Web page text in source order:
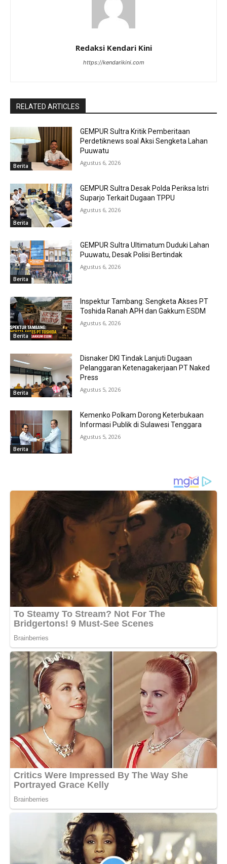
Redaksi Kendari Kini
https://kendarikini.com
RELATED ARTICLES
Berita
GEMPUR Sultra Kritik Pemberitaan
Perdetiknews soal Aksi Sengketa Lahan
Puuwatu
Agustus 6, 2026
Berita
GEMPUR Sultra Desak Polda Periksa Istri
Suparjo Terkait Dugaan TPPU
Agustus 6, 2026
Berita
GEMPUR Sultra Ultimatum Duduki Lahan
Puuwatu, Desak Polisi Bertindak
Agustus 6, 2026
Berita
Inspektur Tambang: Sengketa Akses PT
Toshida Ranah APH dan Gakkum ESDM
Agustus 6, 2026
Berita
Disnaker DKI Tindak Lanjuti Dugaan
Pelanggaran Ketenagakerjaan PT Naked
Press
Agustus 5, 2026
Berita
Kemenko Polkam Dorong Keterbukaan
Informasi Publik di Sulawesi Tenggara
Agustus 5, 2026